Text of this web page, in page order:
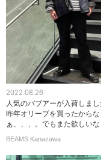
2022.08.26
人気のバブアーが入荷しまし
昨年オリーブを買ったからな
ぁ、、、。でもまた欲しいな
BEAMS Kanazawa